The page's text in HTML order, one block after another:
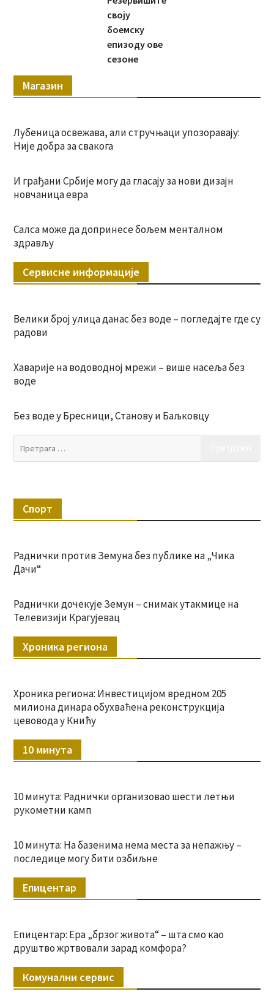
своју
боемску
епизоду ове
сезоне
Магазин
Лубеница освежава, али стручњаци упозоравају:
Није добра за свакога
И грађани Србије могу да гласају за нови дизајн
новчаница евра
Салса може да допринесе бољем менталном
здрављу
Сервисне информације
Велики број улица данас без воде – погледајте где су
радови
Хаварије на водоводној мрежи – више насеља без
воде
Без воде у Бресници, Станову и Баљковцу
Спорт
Раднички против Земуна без публике на „Чика
Дачи“
Раднички дочекује Земун – снимак утакмице на
Телевизији Крагујевац
Хроника региона
Хроника региона: Инвестицијом вредном 205
милиона динара обухваћена реконструкција
цевовода у Книћу
10 минута
10 минута: Раднички организовао шести летњи
рукометни камп
10 минута: На базенима нема места за непажњу –
последице могу бити озбиљне
Епицентар
Епицентар: Ера „брзог живота“ – шта смо као
друштво жртвовали зарад комфора?
Комунални сервис